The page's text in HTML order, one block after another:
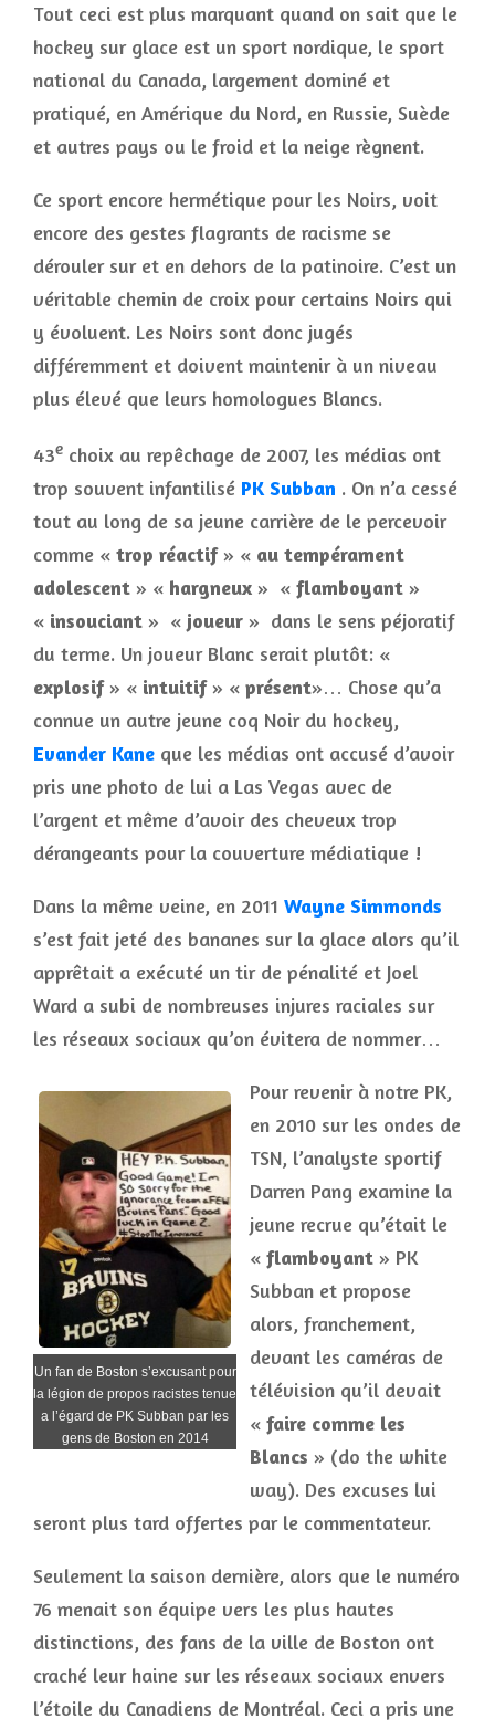
Tout ceci est plus marquant quand on sait que le
hockey sur glace est un sport nordique, le sport
national du Canada, largement dominé et
pratiqué, en Amérique du Nord, en Russie, Suède
et autres pays ou le froid et la neige règnent.
Ce sport encore hermétique pour les Noirs, voit
encore des gestes flagrants de racisme se
dérouler sur et en dehors de la patinoire. C’est un
véritable chemin de croix pour certains Noirs qui
y évoluent. Les Noirs sont donc jugés
différemment et doivent maintenir à un niveau
plus élevé que leurs homologues Blancs.
43e choix au repêchage de 2007, les médias ont
trop souvent infantilisé PK Subban . On n’a cessé
tout au long de sa jeune carrière de le percevoir
comme « trop réactif» « au tempérament
adolescent » « hargneux » « flamboyant »
« insouciant » « joueur » dans le sens péjoratif
du terme. Un joueur Blanc serait plutôt: «
explosif» « intuitif» « présent»… Chose qu’a
connue un autre jeune coq Noir du hockey,
Evander Kane que les médias ont accusé d’avoir
pris une photo de lui a Las Vegas avec de
l’argent et même d’avoir des cheveux trop
dérangeants pour la couverture médiatique !
Dans la même veine, en 2011 Wayne Simmonds
s’est fait jeté des bananes sur la glace alors qu’il
apprêtait a exécuté un tir de pénalité et Joel
Ward a subi de nombreuses injures raciales sur
les réseaux sociaux qu’on évitera de nommer…
Un fan de Boston s’excusant pour
la légion de propos racistes tenue
a l’égard de PK Subban par les
gens de Boston en 2014
Pour revenir à notre PK,
en 2010 sur les ondes de
TSN, l’analyste sportif
Darren Pang examine la
jeune recrue qu’était le
« flamboyant » PK
Subban et propose
alors, franchement,
devant les caméras de
télévision qu’il devait
« faire comme les
Blancs » (do the white
way). Des excuses lui
seront plus tard offertes par le commentateur.
Seulement la saison dernière, alors que le numéro
76 menait son équipe vers les plus hautes
distinctions, des fans de la ville de Boston ont
craché leur haine sur les réseaux sociaux envers
l’étoile du Canadiens de Montréal. Ceci a pris une